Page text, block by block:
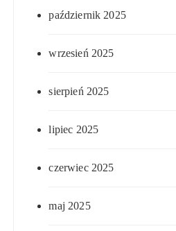
październik 2025
wrzesień 2025
sierpień 2025
lipiec 2025
czerwiec 2025
maj 2025